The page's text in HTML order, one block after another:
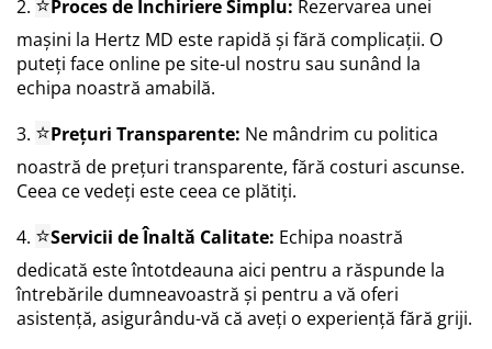
2. ⭐Proces de Închiriere Simplu: Rezervarea unei
mașini la Hertz MD este rapidă și fără complicații. O
puteți face online pe site-ul nostru sau sunând la
echipa noastră amabilă.
3. ⭐Prețuri Transparente: Ne mândrim cu politica
noastră de prețuri transparente, fără costuri ascunse.
Ceea ce vedeți este ceea ce plătiți.
4. ⭐Servicii de Înaltă Calitate: Echipa noastră
dedicată este întotdeauna aici pentru a răspunde la
întrebările dumneavoastră și pentru a vă oferi
asistență, asigurându-vă că aveți o experiență fără griji.